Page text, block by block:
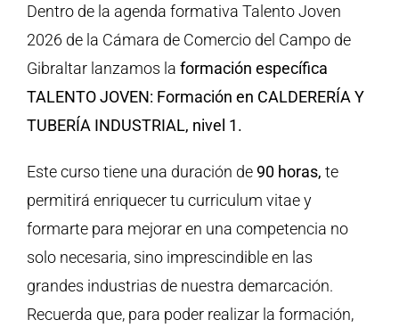
Dentro de la agenda formativa Talento Joven
2026 de la Cámara de Comercio del Campo de
Gibraltar lanzamos la formación específica
TALENTO JOVEN: Formación en CALDERERÍA Y
TUBERÍA INDUSTRIAL, nivel 1.
Este curso tiene una duración de 90 horas, te
permitirá enriquecer tu curriculum vitae y
formarte para mejorar en una competencia no
solo necesaria, sino imprescindible en las
grandes industrias de nuestra demarcación.
Recuerda que, para poder realizar la formación,